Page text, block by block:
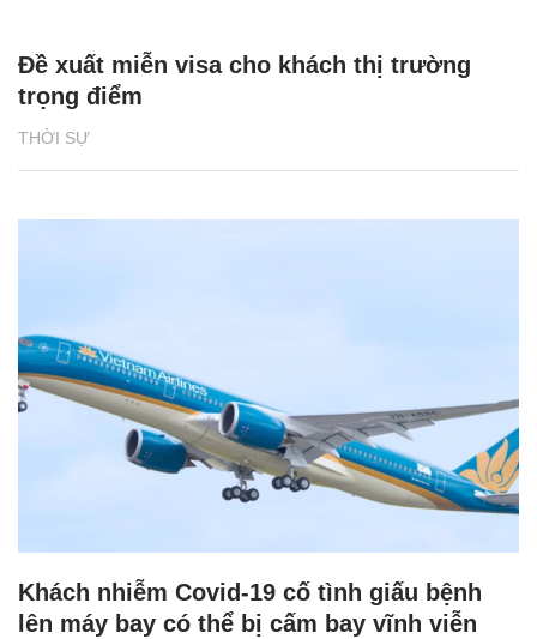
THỜI SỰ
Đề xuất miễn visa cho khách thị trường
trọng điểm
Khách nhiễm Covid-19 cố tình giấu bệnh
lên máy bay có thể bị cấm bay vĩnh viễn